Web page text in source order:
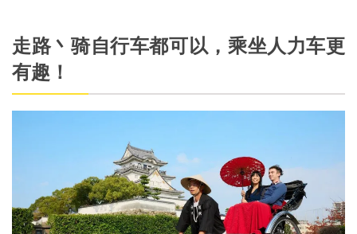
走路丶骑自行车都可以，乘坐人力车更
有趣！